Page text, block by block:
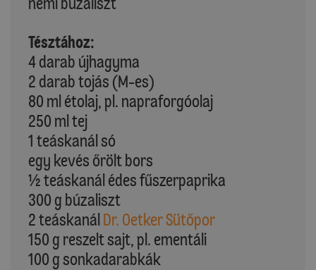
Tésztához:
4 darab újhagyma
2 darab tojás (M-es)
80 ml étolaj, pl. napraforgóolaj
250 ml tej
1 teáskanál só
egy kevés őrölt bors
½ teáskanál édes fűszerpaprika
300 g búzaliszt
2 teáskanálDr. Oetker Sütőpor
150 g reszelt sajt, pl. ementáli
100 g sonkadarabkák